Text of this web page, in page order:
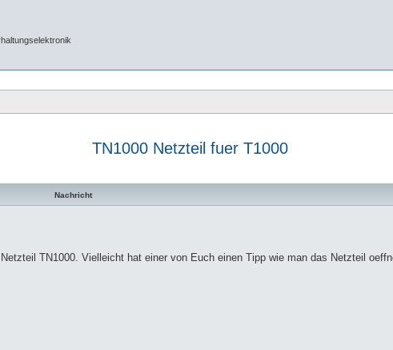
TN1000 Netzteil fuer T1000
Nachricht
TN1000. Vielleicht hat einer von Euch einen Tipp wie man das Netzteil